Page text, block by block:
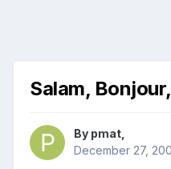
Salam,
By pmat
December 27,